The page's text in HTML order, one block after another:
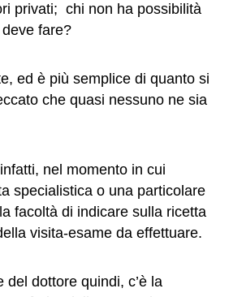
privati; chi non ha possibilità
fare?
ed è più semplice di quanto si
che quasi nessuno ne sia
nel momento in cui
specialistica o una particolare
facoltà di indicare sulla ricetta
visita-esame da effettuare.
del dottore quindi, c’è la